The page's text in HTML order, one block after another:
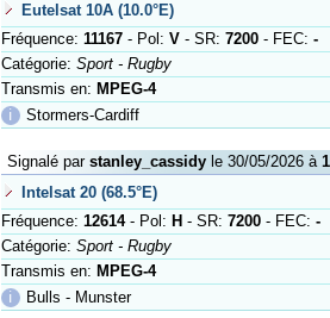
Eutelsat 10A (10.0°E)
Fréquence: 11167- Pol: V- SR: 7200- FEC: -
Catégorie: Sport - Rugby
Transmis en: MPEG-4
ℹ
Stormers-Cardiff
Signalé par stanley_cassidyle 30/05/2026 à
Intelsat 20 (68.5°E)
Fréquence: 12614- Pol: H - SR: 7200- FEC: -
Catégorie: Sport - Rugby
Transmis en: MPEG-4
ℹ
Bulls - Munster